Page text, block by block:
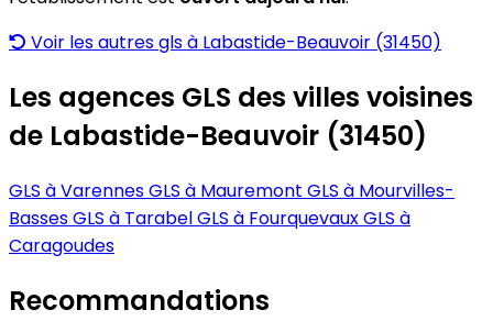
Voir les autres gls à Labastide-Beauvoir (31450)
Les agences GLS des villes voisines
de Labastide-Beauvoir (31450)
GLS à VarennesGLS à Mauremont GLS à Mourvilles-
BassesGLS à TarabelGLS à FourquevauxGLS à
Caragoudes
Recommandations